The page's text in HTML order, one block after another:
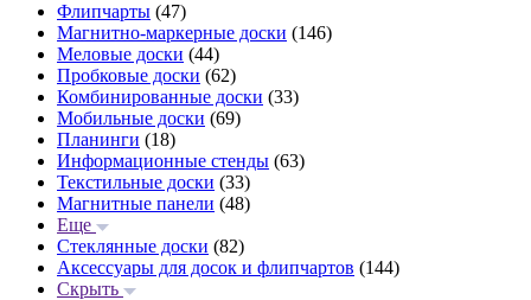
Флипчарты (47)
Магнитно-маркерные доски (146)
Меловые доски (44)
Пробковые доски (62)
Комбинированные доски (33)
Мобильные доски (69)
Планинги (18)
Информационные стенды (63)
Текстильные доски (33)
Магнитные панели (48)
Еще
Стеклянные доски (82)
Аксессуары для досок и флипчартов (144)
Скрыть